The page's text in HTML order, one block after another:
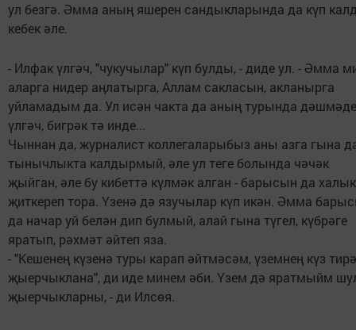
ул безгә. Әмма аның яшерен сандыкларында да күп
кебек әле.
- Илфак үлгәч, "чукучылар" күп булды, - диде ул. - Әмма
аларга нидер аңлатырга, Аллам сакласын, акланырга
уйламадым да. Ул исән чакта да аның турында
үлгәч, бигрәк тә инде...
Чыннан да, журналист коллегаларыбыз аны азга гына
тынычлыкта калдырмый, әле ул теге болында чәчәк
җыйган, әле бу кибеттә күлмәк алган - барысын да
җиткереп тора. Үзенә дә язучылар күп икән. Әмма
да начар уй белән дип булмый, алай гына түгел, күбрәге
яратып, рәхмәт әйтеп яза.
- "Кешенең күзенә туры карап әйтмәсәм, үземнең күз
җыерчыклана", ди иде минем әби. Үзем дә яратмыйм
җыерчыкларны, - ди Илсөя.